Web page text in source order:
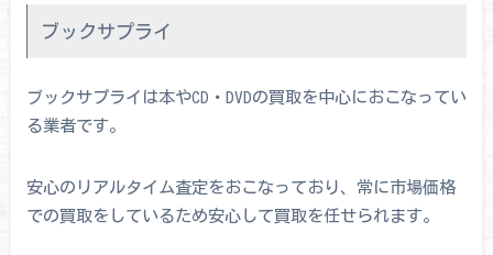
ブックサプライ
ブックサプライは本やCD・DVDの買取を中心におこなってい
る業者です。
安心のリアルタイム査定をおこなっており、常に市場価格
での買取をしているため安心して買取を任せられます。